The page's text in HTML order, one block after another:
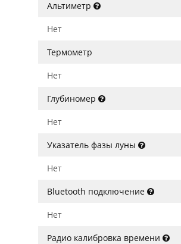
Альтиметр
Нет
Термометр
Нет
Глубиномер
Нет
Указатель фазы луны
Нет
Bluetooth подключение
Нет
Радио калибровка времени